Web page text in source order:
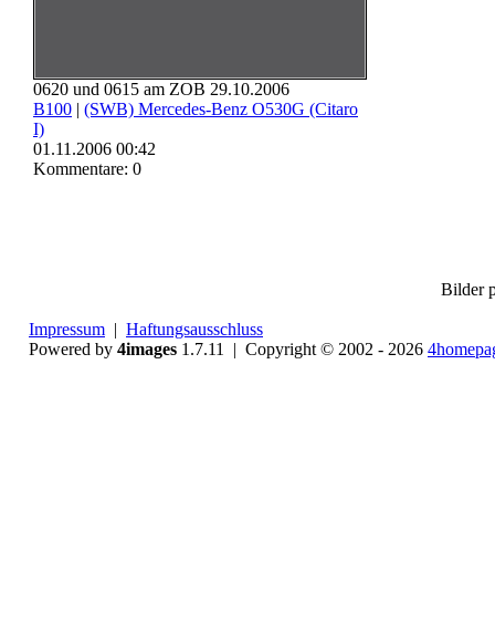
0620 und 0615 am ZOB 29.10.2006
B100 | (SWB) Mercedes-Benz O530G (Citaro
I)
01.11.2006 00:42
Kommentare: 0
Bilder
Impressum | Haftungsausschluss
Powered by 4images 1.7.11 | Copyright © 2002 - 2026